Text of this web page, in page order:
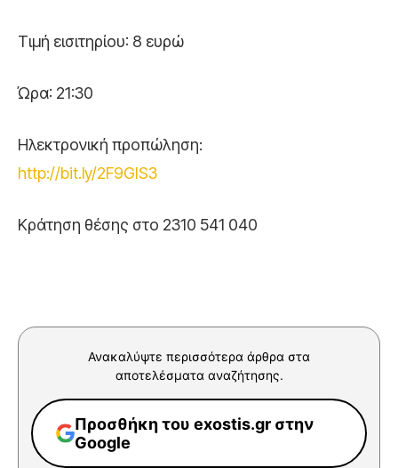
Τιμή εισιτηρίου: 8 ευρώ
Ώρα: 21:30
Ηλεκτρονική προπώληση:
http://bit.ly/2F9GIS3
Kράτηση θέσης στο 2310 541 040
Ανακαλύψτε περισσότερα άρθρα στα
αποτελέσματα αναζήτησης.
Προσθήκη του exostis.gr στην
Google